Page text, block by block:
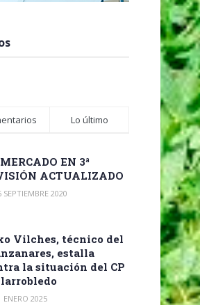
Lo último
EN 3ª
ACTUALIZADO
SEPTIEMBRE 2020
Vilches, técnico del
estalla
la situación del CP
ENERO 2025